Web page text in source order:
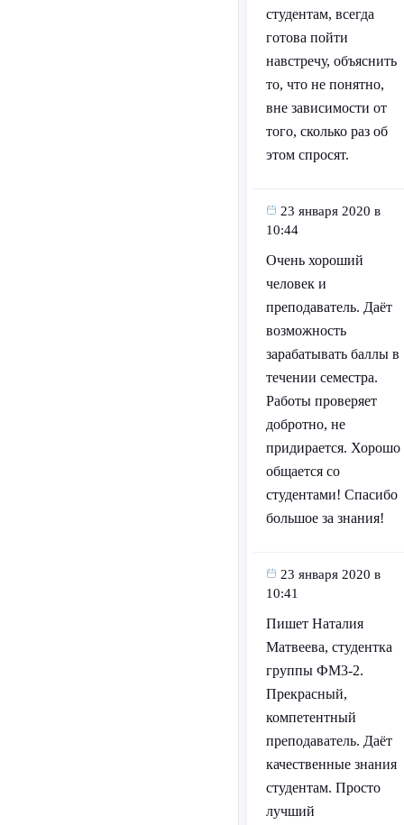
студентам, всегда
готова пойти
навстречу, объяснить
то, что не понятно,
вне зависимости от
того, сколько раз об
этом спросят.
23 января 2020 в
10:44
Очень хороший
человек и
преподаватель. Даёт
возможность
зарабатывать баллы в
течении семестра.
Работы проверяет
добротно, не
придирается. Хорошо
общается со
студентами! Спасибо
большое за знания!
23 января 2020 в
10:41
Пишет Наталия
Матвеева, студентка
группы ФМ3-2.
Прекрасный,
компетентный
преподаватель. Даёт
качественные знания
студентам. Просто
лучший